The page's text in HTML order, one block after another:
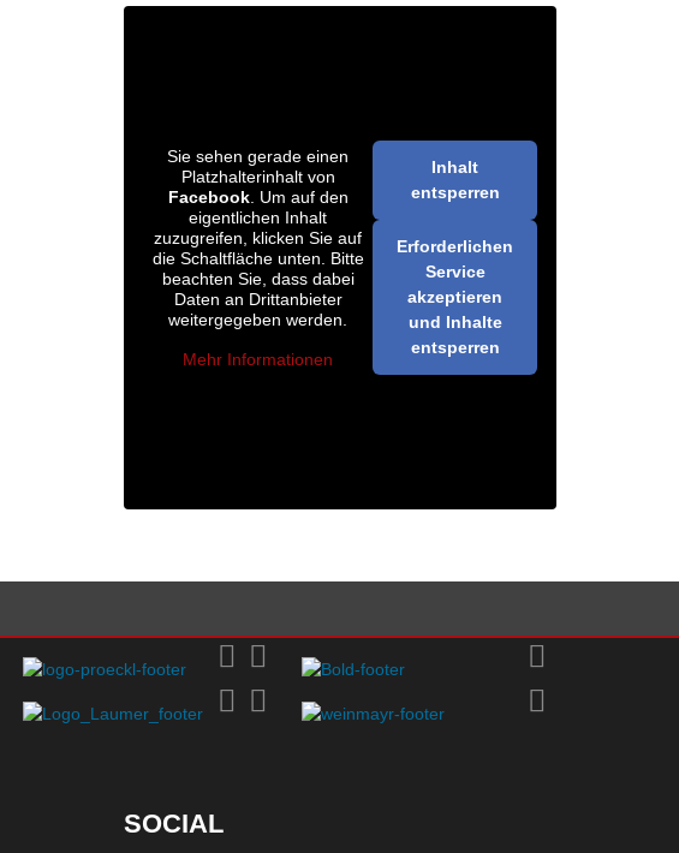
Sie sehen gerade einen
Platzhalterinhalt von
Facebook. Um auf den
eigentlichen Inhalt
zuzugreifen, klicken Sie auf
die Schaltfläche unten. Bitte
beachten Sie, dass dabei
Daten an Drittanbieter
weitergegeben werden.
Mehr Informationen
Inhalt
entsperren
Erforderlichen
Service
akzeptieren
und Inhalte
entsperren
SOCIAL